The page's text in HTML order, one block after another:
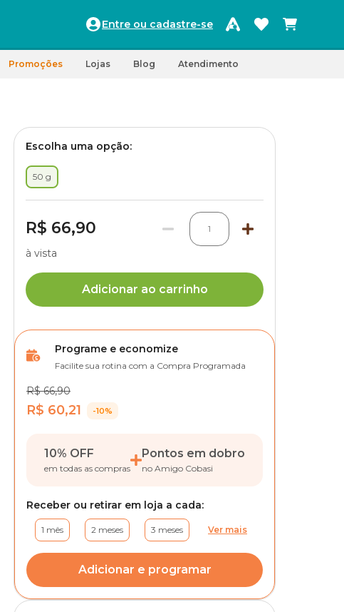
Entre ou cadastre-se
Promoções Lojas Blog Atendimento
Escolha uma opção:
50 g
R$ 66,90 1
à vista
Adicionar ao carrinho
Programe e economize
Facilite sua rotina com a Compra Programada
R$ 66,90
R$ 60,21 -10%
10% OFF
em todas as compras
Pontos em dobro
no Amigo Cobasi
Receber ou retirar em loja a cada:
1 mês 2 meses 3 meses Ver mais
Adicionar e programar